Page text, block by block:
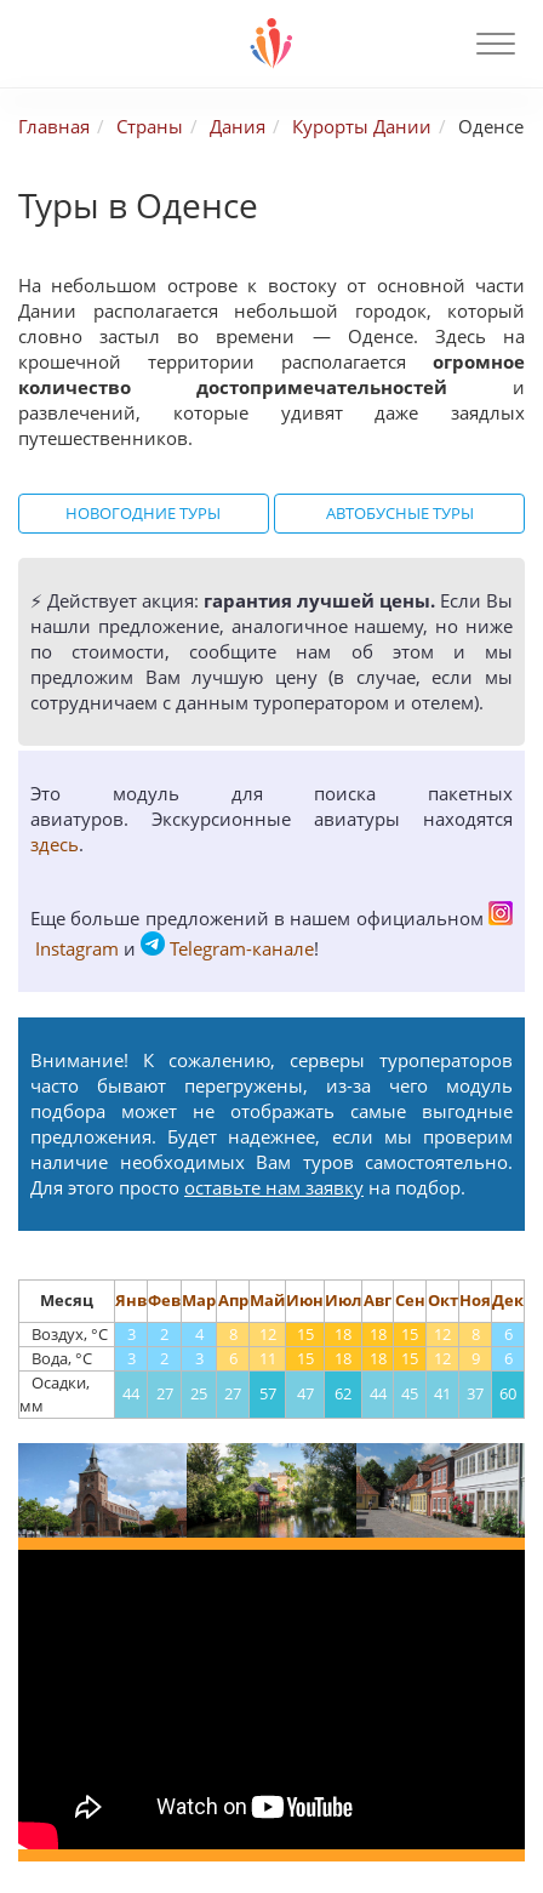
Главная Страны Дания Курорты Дании Оденсе
Туры в Оденсе
На небольшом острове к востоку от основной части
Дании располагается небольшой городок, который
словно застыл во времени — Оденсе. Здесь на
крошечной территории располагается огромное
количество
достопримечательностей и
развлечений, которые удивят даже заядлых
путешественников.
НОВОГОДНИЕ ТУРЫ АВТОБУСНЫЕ ТУРЫ
⚡️ Действует акция: гарантия лучшей цены. Если Вы
нашли предложение, аналогичное нашему, но ниже
по стоимости, сообщите нам об этом и мы
предложим Вам лучшую цену (в случае, если мы
сотрудничаем с данным туроператором и отелем).
Это модуль для поиска пакетных
авиатуров. Экскурсионные авиатуры находятся
здесь.
Еще больше предложений в нашем официальном
Instagram и Telegram-канале!
Внимание! К сожалению, серверы туроператоров
часто бывают перегружены, из-за чего модуль
подбора может не отображать самые выгодные
предложения. Будет надежнее, если мы проверим
наличие необходимых Вам туров самостоятельно.
Для этого просто оставьте нам заявку на подбор.
Месяц ЯнвФевМарАпрМайИюнИюлАвгСенОктНояДек
Воздух, °С
3 2 4 8 12 15 18 18 15 12 8
6
Вода, °С
3 2 3 6 11 15 18 18 15 12 9
6
Осадки,
мм
44 27 25 27 57 47 62 44 45 41 37 60